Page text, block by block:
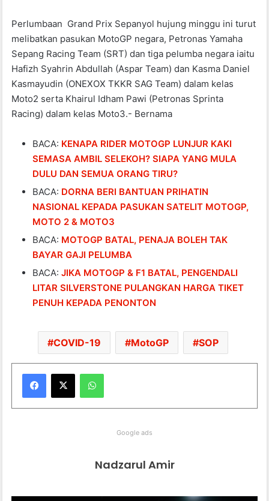
Perlumbaan Grand Prix Sepanyol hujung minggu ini turut
melibatkan pasukan MotoGP negara, Petronas Yamaha
Sepang Racing Team (SRT) dan tiga pelumba negara iaitu
Hafizh Syahrin Abdullah (Aspar Team) dan Kasma Daniel
Kasmayudin (ONEXOX TKKR SAG Team) dalam kelas
Moto2 serta Khairul Idham Pawi (Petronas Sprinta
Racing) dalam kelas Moto3.- Bernama
BACA: KENAPA RIDER MOTOGP LUNJUR KAKI
SEMASA AMBIL SELEKOH? SIAPA YANG MULA
DULU DAN SEMUA ORANG TIRU?
BACA: DORNA BERI BANTUAN PRIHATIN
NASIONAL KEPADA PASUKAN SATELIT MOTOGP,
MOTO 2 & MOTO3
BACA: MOTOGP BATAL, PENAJA BOLEH TAK
BAYAR GAJI PELUMBA
BACA:JIKA MOTOGP & F1 BATAL, PENGENDALI
LITAR SILVERSTONE PULANGKAN HARGA TIKET
PENUH KEPADA PENONTON
COVID-19 MotoGP SOP
WhatsApp
Google ads
Nadzarul Amir